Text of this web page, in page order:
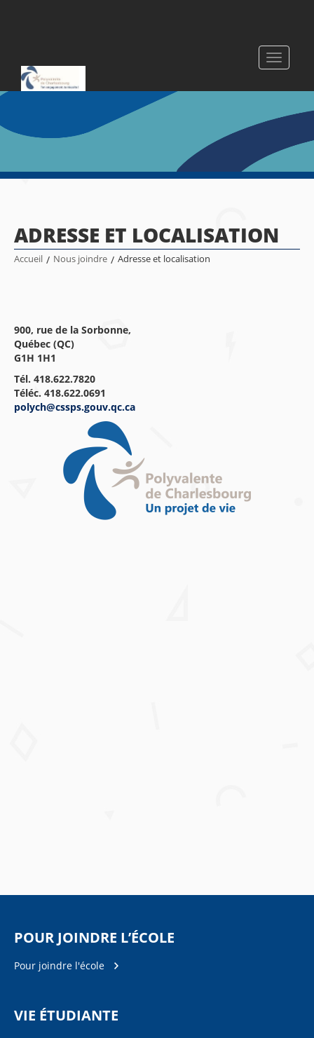
Toggle
ADRESSE ET LOCALISATION
Accueil / Nous joindre / Adresse et localisation
900, rue de la Sorbonne,
Québec (QC)
G1H 1H1
Tél. 418.622.7820
Téléc. 418.622.0691
polych@cssps.gouv.qc.ca
POUR JOINDRE L’ÉCOLE
Pour joindre l'école
VIE ÉTUDIANTE